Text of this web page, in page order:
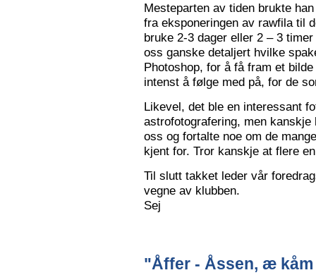
Mesteparten av tiden brukte
fra eksponeringen av rawfila til
bruke 2-3 dager eller 2 – 3
oss ganske detaljert hvilke
Photoshop, for å få fram et
intenst å følge med på, for de
Likevel, det ble en interessant
astrofotografering, men
oss og fortalte noe om de
kjent for. Tror kanskje at flere
Til slutt takket leder vår
vegne av klubben.
Sej
"Åffer - Åssen, æ